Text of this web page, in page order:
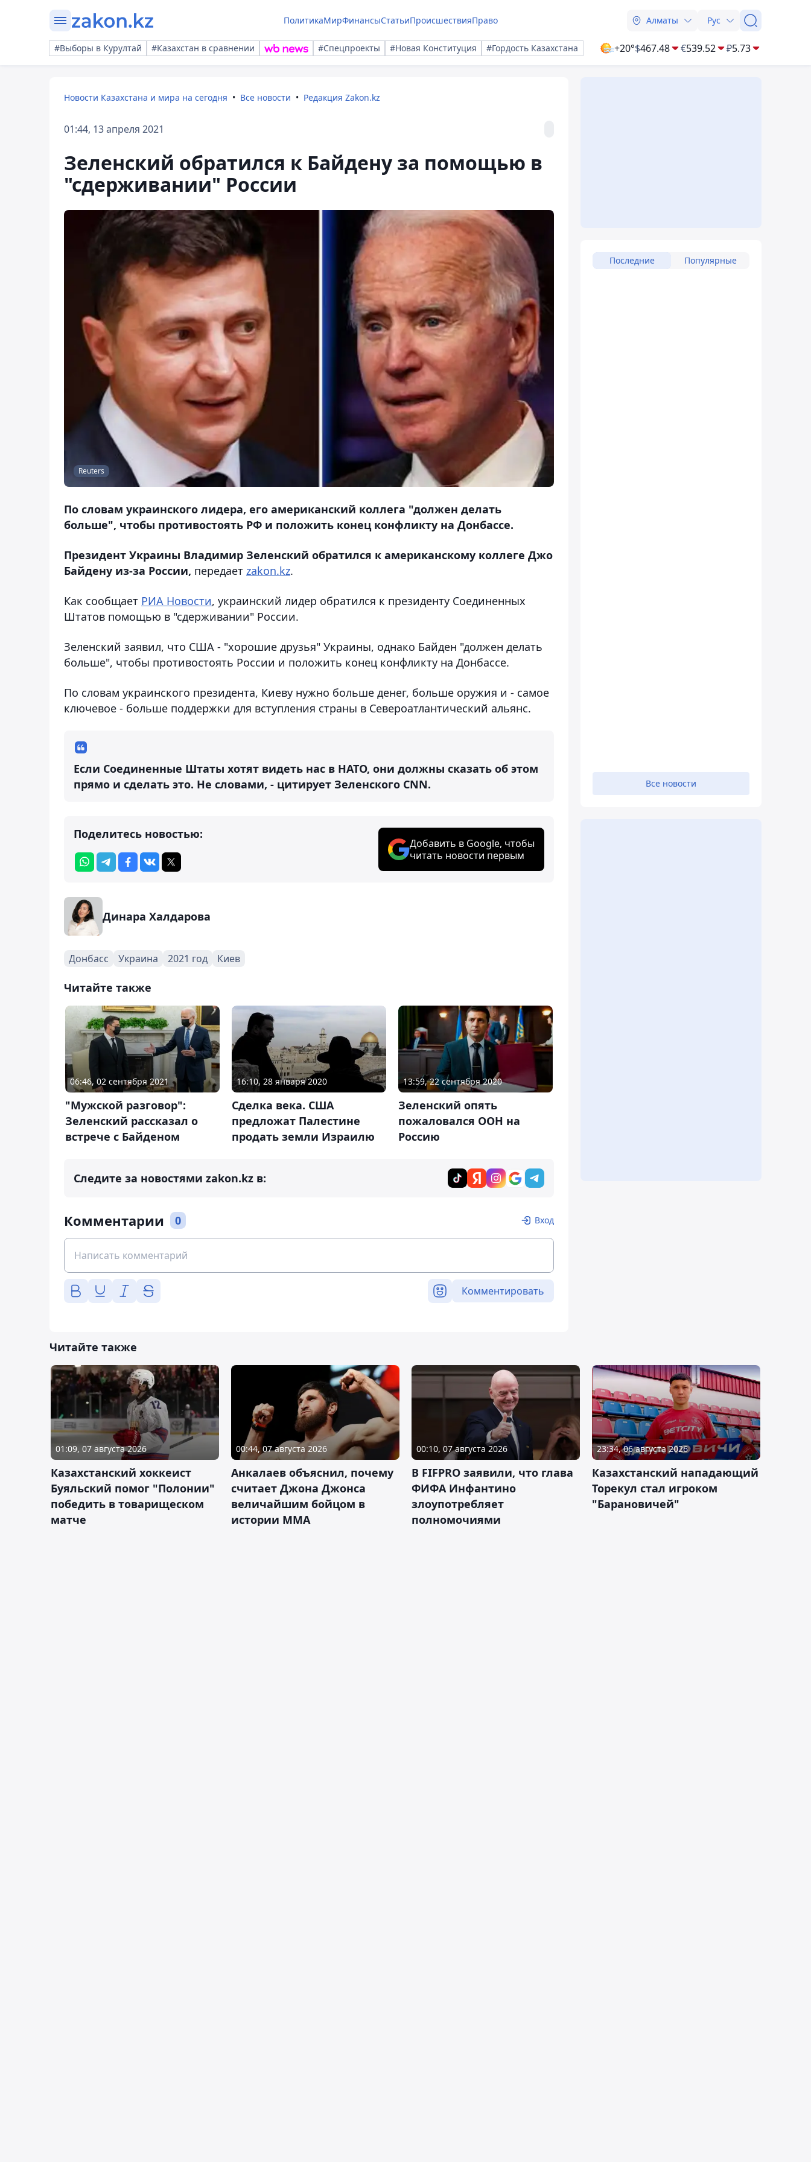
ПолитикаМирФинансыСтатьиПроисшествияПраво Алматы Рус
#Выборы в Курултай #Казахстан в сравнении #Спецпроекты #Новая Конституция #Гордость Казахстана +20°$467.48 €539.52 ₽5.73
Новости Казахстана и мира на сегодня Все новости Редакция Zakon.kz
01:44, 13 апреля 2021
Зеленский обратился к Байдену за помощью в
"сдерживании" России
Reuters
По словам украинского лидера, его американский коллега "должен делать
больше", чтобы противостоять РФ и положить конец конфликту на Донбассе.
Президент Украины Владимир Зеленский обратился к американскому коллеге Джо
Байдену из-за России, передает zakon.kz.
Как сообщает РИА Новости, украинский лидер обратился к президенту Соединенных
Штатов помощью в "сдерживании" России.
Зеленский заявил, что США - "хорошие друзья" Украины, однако Байден "должен делать
больше", чтобы противостоять России и положить конец конфликту на Донбассе.
По словам украинского президента, Киеву нужно больше денег, больше оружия и - самое
ключевое - больше поддержки для вступления страны в Североатлантический альянс.
Если Соединенные Штаты хотят видеть нас в НАТО, они должны сказать об этом
прямо и сделать это. Не словами, - цитирует Зеленского CNN.
Поделитесь новостью:
Добавить в Google, чтобы
читать новости первым
Динара Халдарова
Донбасс Украина 2021 год Киев
Читайте также
06:46, 02 сентября 2021
"Мужской разговор":
Зеленский рассказал о
встрече с Байденом
16:10, 28 января 2020
Сделка века. США
предложат Палестине
продать земли Израилю
13:59, 22 сентября 2020
Зеленский опять
пожаловался ООН на
Россию
Следите за новостями zakon.kz в:
Комментарии 0 Вход
Комментировать
Последние Популярные
Все новости
Читайте также
01:09, 07 августа 2026
Казахстанский хоккеист
Буяльский помог "Полонии"
победить в товарищеском
матче
00:44, 07 августа 2026
Анкалаев объяснил, почему
считает Джона Джонса
величайшим бойцом в
истории ММА
00:10, 07 августа 2026
В FIFPRO заявили, что глава
ФИФА Инфантино
злоупотребляет
полномочиями
23:34, 06 августа 2026
Казахстанский нападающий
Торекул стал игроком
"Барановичей"